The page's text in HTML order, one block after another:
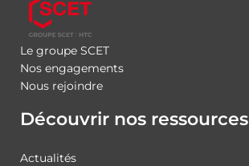
Le groupe SCET
Nos engagements
Nous rejoindre
Découvrir nos ressources
Actualités